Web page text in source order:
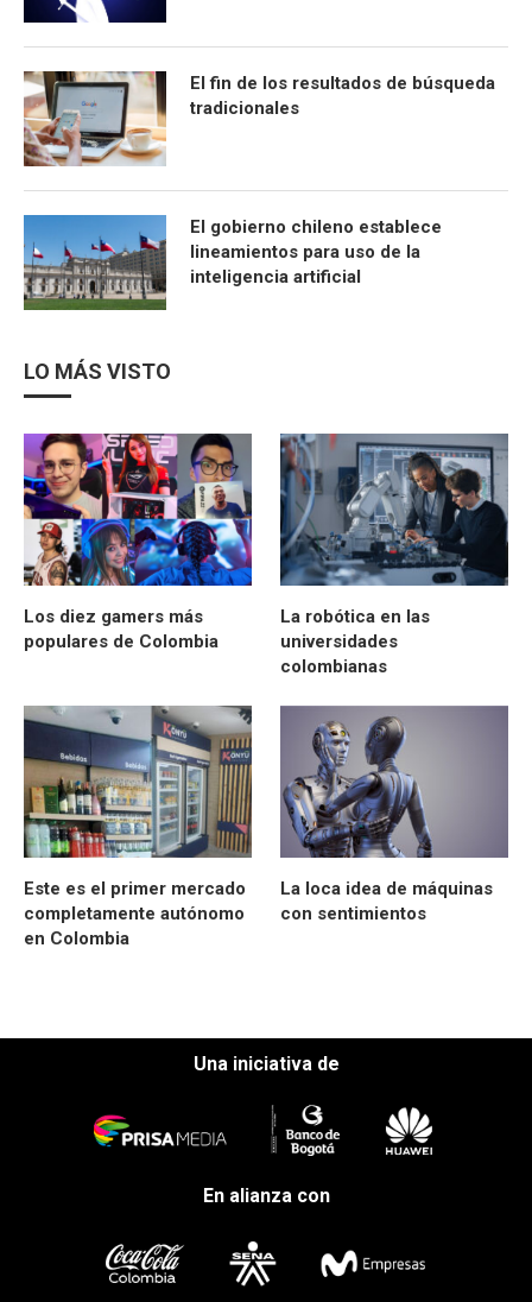
El fin de los resultados de búsqueda
tradicionales
El gobierno chileno establece
lineamientos para uso de la
inteligencia artificial
LO MÁS VISTO
Los diez gamers más
populares de Colombia
La robótica en las
universidades
colombianas
Este es el primer mercado
completamente autónomo
en Colombia
La loca idea de máquinas
con sentimientos
Una iniciativa de
En alianza con